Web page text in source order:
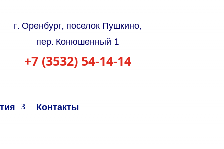
г. Оренбург, поселок Пушкино,
пер. Конюшенный 1
+7 (3532) 54-14-14
Контакты